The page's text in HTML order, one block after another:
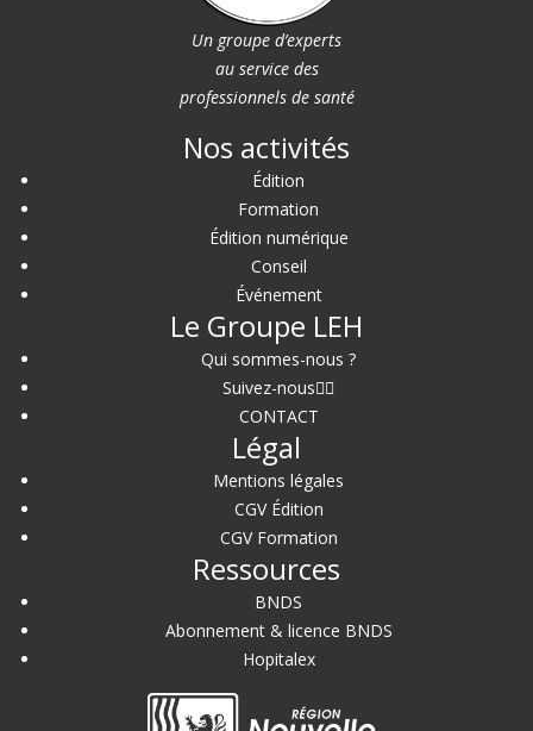
Un groupe d’experts
au service des
professionnels de santé
Nos activités
Édition
Formation
Édition numérique
Conseil
Événement
Le Groupe LEH
Qui sommes-nous ?
Suivez-nous
CONTACT
Légal
Mentions légales
CGV Édition
CGV Formation
Ressources
BNDS
Abonnement & licence BNDS
Hopitalex